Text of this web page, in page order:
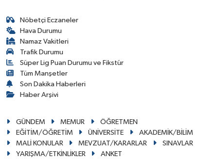
Nöbetçi Eczaneler
Hava Durumu
Namaz Vakitleri
Trafik Durumu
Süper Lig Puan Durumu ve Fikstür
Tüm Manşetler
Son Dakika Haberleri
Haber Arşivi
GÜNDEM MEMUR
ÖĞRETMEN
EĞİTİM/ÖĞRETİM
ÜNİVERSİTE
AKADEMİK/BİLİM
MALİ KONULAR
MEVZUAT/KARARLAR
SINAVLAR
YARIŞMA/ETKİNLİKLER
ANKET